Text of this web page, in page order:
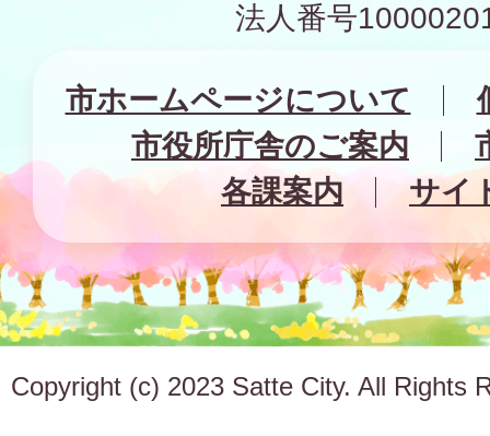
法人番号
市ホームページについて
市役所庁舎のご案内
各課案内
サイ
Copyright (c) 2023 Satte City. All Rights